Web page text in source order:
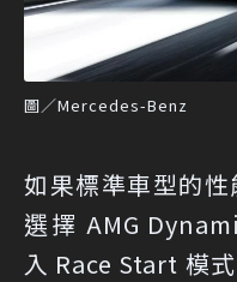
圖／Mercedes-Benz
如果標準車型的
選擇 AMG
入 Race Start 模